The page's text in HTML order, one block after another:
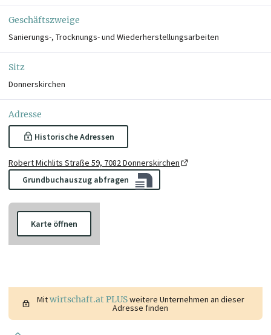
Geschäftszweige
Sanierungs-, Trocknungs- und Wiederherstellungsarbeiten
Sitz
Donnerskirchen
Adresse
Historische Adressen
Robert Michlits Straße 59, 7082 Donnerskirchen
Grundbuchauszug abfragen
Karte öffnen
Mitwirtschaft.at PLUSweitere Unternehmen an dieser
Adresse finden